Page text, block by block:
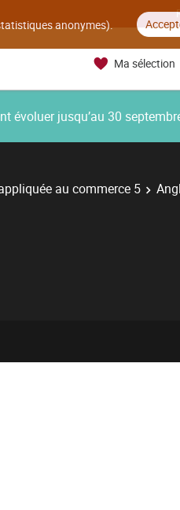
anonymes).
Ma sélection
évoluer jusqu’au 30
au commerce 5